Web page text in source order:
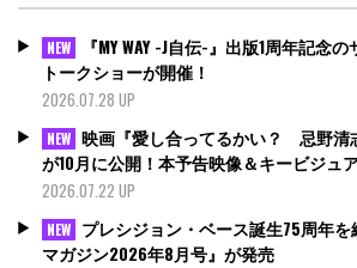
NEW
『MY WAY -J自伝-』出版1周年記念
トークショーが開催！
2026.07.28 UP
NEW 映画『愛し合ってるかい？ 忌野清
が10月に公開！本予告映像＆キービジュ
2026.07.22 UP
NEW プレシジョン・ベース誕生75周年を
マガジン2026年8月号』が発売